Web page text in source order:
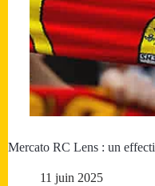
Mercato RC Lens : un
11 juin 2025